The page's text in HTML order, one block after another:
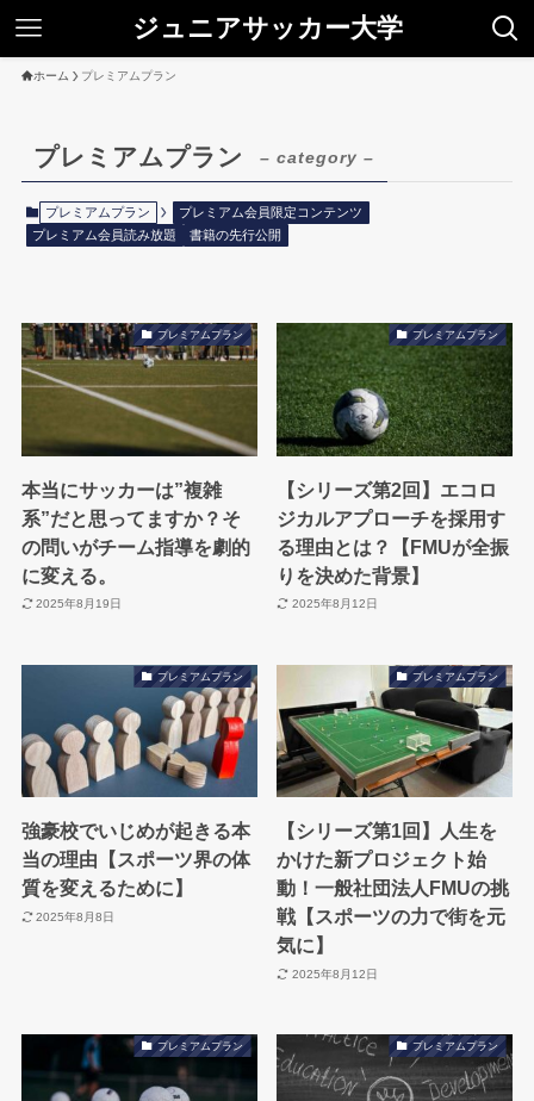
ジュニアサッカー大学
ホーム プレミアムプラン
プレミアムプラン – category –
プレミアムプラン
プレミアム会員限定コンテンツ
プレミアム会員読み放題
書籍の先行公開
プレミアムプラン
本当にサッカーは”複雑
系”だと思ってますか？そ
の問いがチーム指導を劇的
に変える。
2025年8月19日
プレミアムプラン
【シリーズ第2回】エコロ
ジカルアプローチを採用す
る理由とは？【FMUが全振
りを決めた背景】
2025年8月12日
プレミアムプラン
強豪校でいじめが起きる本
当の理由【スポーツ界の体
質を変えるために】
2025年8月8日
プレミアムプラン
【シリーズ第1回】人生を
かけた新プロジェクト始
動！一般社団法人FMUの挑
戦【スポーツの力で街を元
気に】
2025年8月12日
プレミアムプラン プレミアムプラン